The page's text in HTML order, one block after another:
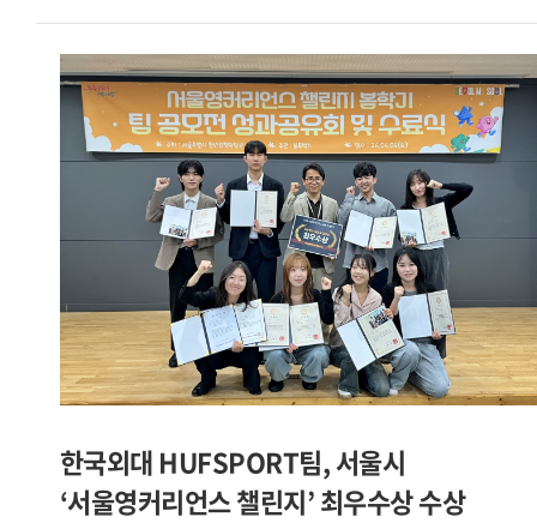
교내 학생창업팀들의 성과가 이어지고 있다. PICKIN 팀은
아산두어스와 Grand-K 창업학교에 동시 선정됐으며, 커넥트인
팀은 청년창업사관학교에 이름을 올렸다.[사진. SBS
모닝와이드 방송 화면 캡처 / 서울캠퍼스 HUFS Start-up
Platform 소속 학생창업팀 카인디 ]또한 카인디 팀은
서울시립대 캠퍼스타운, 2026 여성벤처활성화지원사업,
서울시립대학교 임팩트 프로토타이핑 프로그램 등 3개 사업에
선정됐다. 이 밖에도 야라바디 팀은 모두의창업에, 할랄서울
팀은 학생 창업유망팀 300+에, CYCLE-B 팀은 성남청년 창업
역량강화 프로젝트 THE 와플 4기에 각각 선정되며 다양한
분야에서 성과를 거두고 있다.[사진. 성남청년 창업 역량강화
프로젝트 THE 와플 4기에 선정된 글로벌캠퍼스 HUFS Start-
up Platform 소속 CYCLE-B 팀]이번에 선정된 학생창업팀들은
다양한 분야에서 사업 아이템을 선보이고 있다. 이는 우리 대학
학생 창업가들이 보유한 폭넓은 시야와 사업화 역량을
한국외대 HUFSPORT팀, 서울시
‘서울영커리언스 챌린지’ 최우수상 수상